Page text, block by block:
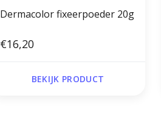
Dermacolor fixeerpoeder 20g
€16,20
BEKIJK PRODUCT